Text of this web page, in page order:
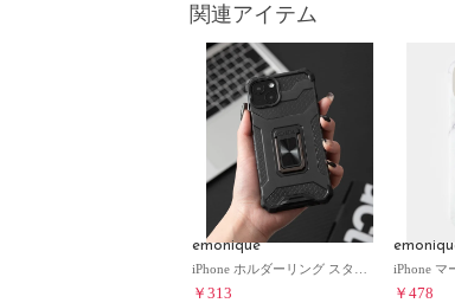
関連アイテム
emonique
￥313 ￥478